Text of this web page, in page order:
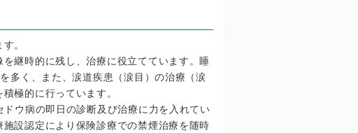
。
継時的に残し、治療に役立てています。睡
多く、また、涙道疾患（涙目）の治療（涙
極的に行っています。
ウ病の即日の診断及び治療に力を入れてい
設認定により保険診療での禁煙治療を随時